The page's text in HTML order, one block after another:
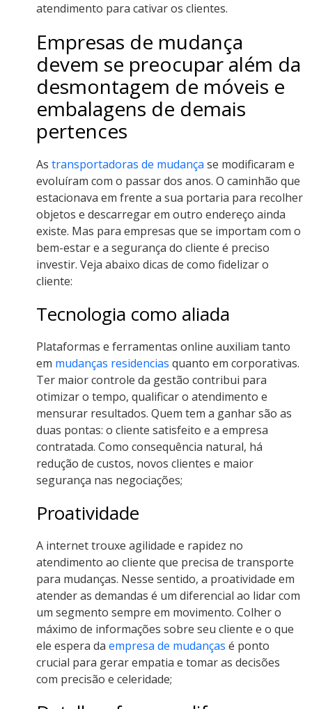
atendimento para cativar os clientes.
Empresas de mudança
devem se preocupar além da
desmontagem de móveis e
embalagens de demais
pertences
As transportadoras de mudança se modificaram e
evoluíram com o passar dos anos. O caminhão que
estacionava em frente a sua portaria para recolher
objetos e descarregar em outro endereço ainda
existe. Mas para empresas que se importam com o
bem-estar e a segurança do cliente é preciso
investir. Veja abaixo dicas de como fidelizar o
cliente:
Tecnologia como aliada
Plataformas e ferramentas online auxiliam tanto
em mudanças residencias quanto em corporativas.
Ter maior controle da gestão contribui para
otimizar o tempo, qualificar o atendimento e
mensurar resultados. Quem tem a ganhar são as
duas pontas: o cliente satisfeito e a empresa
contratada. Como consequência natural, há
redução de custos, novos clientes e maior
segurança nas negociações;
Proatividade
A internet trouxe agilidade e rapidez no
atendimento ao cliente que precisa de transporte
para mudanças. Nesse sentido, a proatividade em
atender as demandas é um diferencial ao lidar com
um segmento sempre em movimento. Colher o
máximo de informações sobre seu cliente e o que
ele espera da empresa de mudanças é ponto
crucial para gerar empatia e tomar as decisões
com precisão e celeridade;